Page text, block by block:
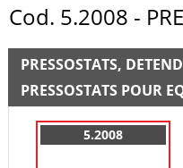
Cod. 5.2008 -
PRESSOSTATS,
PRESSOSTATS POUR
5.2008